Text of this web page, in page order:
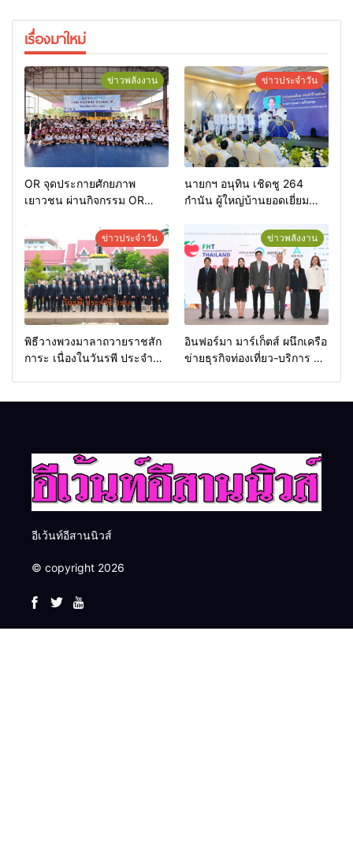
เรื่องมาใหม่
ข่าวพลังงาน
OR จุดประกายศักยภาพ
เยาวชน ผ่านกิจกรรม OR
ข่าวประจำวัน
นายกฯ อนุทิน เชิดชู 264
กำนัน ผู้ใหญ่บ้านยอดเยี่ยม
เกียรติยศแห่งการเสียสละ”
ข่าวประจำวัน
พิธีวางพวงมาลาถวายราชสัก
การะ เนื่องในวันรพี ประจำปี
ข่าวพลังงาน
อินฟอร์มา มาร์เก็ตส์ ผนึกเครือ
ข่ายธุรกิจท่องเที่ยว-บริการ จัด
อีเว้นท์อีสานนิวส์
© copyright 2026